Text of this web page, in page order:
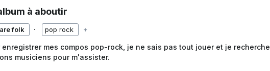
à aboutir
folk ∙ pop rock +
enregistrer mes compos pop-rock, je ne sais pas tout jouer et je recherche
musiciens pour m'assister.